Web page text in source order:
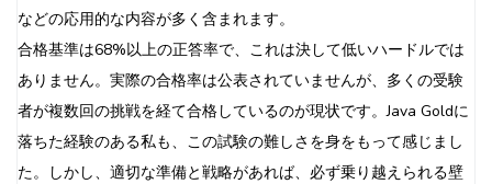
などの応用的な内容が多く含まれます。
合格基準は68%以上の正答率で、これは決して低いハードルでは
ありません。実際の合格率は公表されていませんが、多くの受験
者が複数回の挑戦を経て合格しているのが現状です。Java Goldに
落ちた経験のある私も、この試験の難しさを身をもって感じまし
た。しかし、適切な準備と戦略があれば、必ず乗り越えられる壁